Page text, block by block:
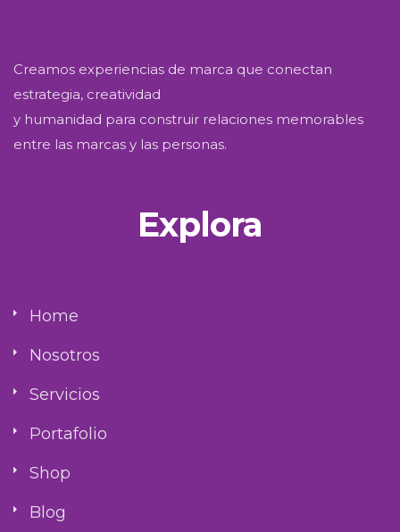
Creamos experiencias de marca que conectan
estrategia, creatividad
y humanidad para construir relaciones memorables
entre las marcas y las personas.
Explora
Home
Nosotros
Servicios
Portafolio
Shop
Blog